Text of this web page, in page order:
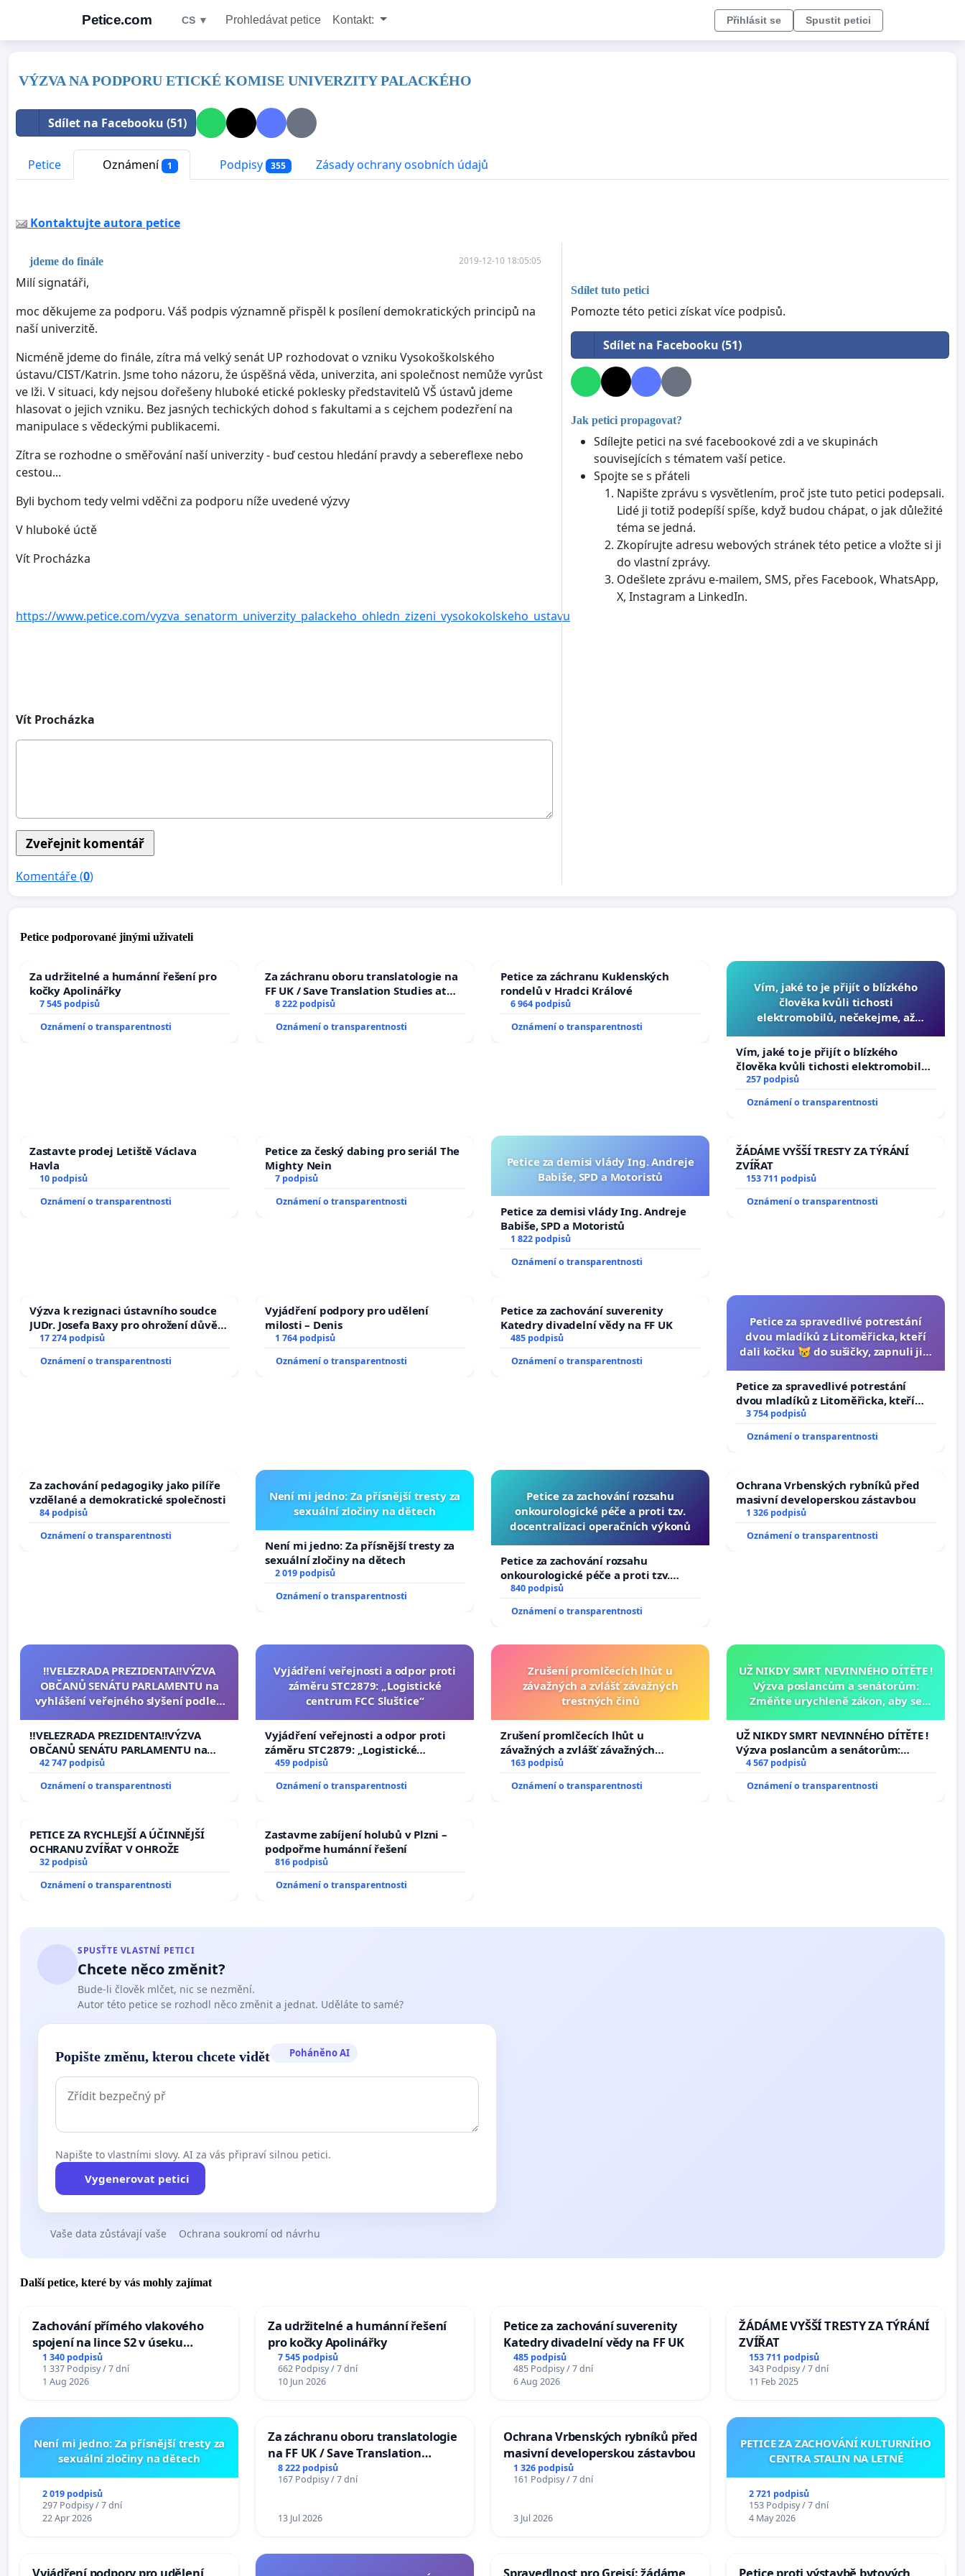
Petice.com CS ▼ Prohledávat petice Kontakt: Přihlásit se Spustit petici
VÝZVA NA PODPORU ETICKÉ KOMISE UNIVERZITY PALACKÉHO
Sdílet na Facebooku (51)
Petice Oznámení 1 Podpisy 355 Zásady ochrany osobních údajů
Kontaktujte autora petice
jdeme do finále 2019-12-10 18:05:05
Milí signatáři,
moc děkujeme za podporu. Váš podpis významně přispěl k posílení demokratických principů na
naší univerzitě.
Nicméně jdeme do finále, zítra má velký senát UP rozhodovat o vzniku Vysokoškolského
ústavu/CIST/Katrin. Jsme toho názoru, že úspěšná věda, univerzita, ani společnost nemůže vyrůst
ve lži. V situaci, kdy nejsou dořešeny hluboké etické poklesky představitelů VŠ ústavů jdeme
hlasovat o jejich vzniku. Bez jasných techických dohod s fakultami a s cejchem podezření na
manipulace s vědeckými publikacemi.
Zítra se rozhodne o směřování naší univerzity - buď cestou hledání pravdy a sebereflexe nebo
cestou...
Byli bychom tedy velmi vděčni za podporu níže uvedené výzvy
V hluboké úctě
Vít Procházka
https://www.petice.com/vyzva_senatorm_univerzity_palackeho_ohledn_zizeni_vysokokolskeho_ustavu
Vít Procházka
Komentáře (0)
Sdílet tuto petici
Pomozte této petici získat více podpisů.
Sdílet na Facebooku (51)
Jak petici propagovat?
Sdílejte petici na své facebookové zdi a ve skupinách
souvisejících s tématem vaší petice.
Spojte se s přáteli
Napište zprávu s vysvětlením, proč jste tuto petici podepsali.
Lidé ji totiž podepíší spíše, když budou chápat, o jak důležité
téma se jedná.
Zkopírujte adresu webových stránek této petice a vložte si ji
do vlastní zprávy.
Odešlete zprávu e-mailem, SMS, přes Facebook, WhatsApp,
X, Instagram a LinkedIn.
Petice podporované jinými uživateli
Za udržitelné a humánní řešení pro
kočky Apolinářky
7 545 podpisů
Oznámení o transparentnosti
Za záchranu oboru translatologie na
FF UK / Save Translation Studies at
the Faculty of Arts, Charles
University
8 222 podpisů
Oznámení o transparentnosti
Petice za záchranu Kuklenských
rondelů v Hradci Králové
6 964 podpisů
Oznámení o transparentnosti
Vím, jaké to je přijít o blízkého
člověka kvůli tichosti
elektromobilů, nečekejme, až
auta!
Vím, jaké to je přijít o blízkého
člověka kvůli tichosti elektromobilů,
nečekejme, až přibydou další,
zaveďme slyšitelná auta!
257 podpisů
Oznámení o transparentnosti
Zastavte prodej Letiště Václava
Havla
10 podpisů
Oznámení o transparentnosti
Petice za český dabing pro seriál The
Mighty Nein
7 podpisů
Oznámení o transparentnosti
Petice za demisi vlády Ing. Andreje
Babiše, SPD a Motoristů
Petice za demisi vlády Ing. Andreje
Babiše, SPD a Motoristů
1 822 podpisů
Oznámení o transparentnosti
ŽÁDÁME VYŠŠÍ TRESTY ZA TÝRÁNÍ
ZVÍŘAT
153 711 podpisů
Oznámení o transparentnosti
Výzva k rezignaci ústavního soudce
JUDr. Josefa Baxy pro ohrožení důvěry
ve spravedlivý proces
17 274 podpisů
Oznámení o transparentnosti
Vyjádření podpory pro udělení
milosti – Denis
1 764 podpisů
Oznámení o transparentnosti
Petice za zachování suverenity
Katedry divadelní vědy na FF UK
485 podpisů
Oznámení o transparentnosti
Petice za spravedlivé potrestání
dvou mladíků z Litoměřicka, kteří
dali kočku 😿 do sušičky, zapnuli ji a
Petice za spravedlivé potrestání
dvou mladíků z Litoměřicka, kteří
dali kočku 😿 do sušičky, zapnuli ji a
umírání zvířete natočili.
3 754 podpisů
Oznámení o transparentnosti
Za zachování pedagogiky jako pilíře
vzdělané a demokratické společnosti
84 podpisů
Oznámení o transparentnosti
Není mi jedno: Za přísnější tresty za
sexuální zločiny na dětech
Není mi jedno: Za přísnější tresty za
sexuální zločiny na dětech
2 019 podpisů
Oznámení o transparentnosti
Petice za zachování rozsahu
onkourologické péče a proti tzv.
docentralizaci operačních výkonů
Petice za zachování rozsahu
onkourologické péče a proti tzv.
docentralizaci operačních výkonů
840 podpisů
Oznámení o transparentnosti
Ochrana Vrbenských rybníků před
masivní developerskou zástavbou
1 326 podpisů
Oznámení o transparentnosti
‼️VELEZRADA PREZIDENTA‼️VÝZVA
OBČANŮ SENÁTU PARLAMENTU na
vyhlášení veřejného slyšení podle §
na přijetí usnesení k podání ústavní
žaloby na prezidenta republiky
‼️VELEZRADA PREZIDENTA‼️VÝZVA
OBČANŮ SENÁTU PARLAMENTU na
vyhlášení veřejného slyšení podle §
144 jednacího řádu Senátu k návrhu
na přijetí usnesení k podání ústavní
42 747 podpisů
Oznámení o transparentnosti
Vyjádření veřejnosti a odpor proti
záměru STC2879: „Logistické
centrum FCC Sluštice“
Vyjádření veřejnosti a odpor proti
záměru STC2879: „Logistické
centrum FCC Sluštice“
459 podpisů
Oznámení o transparentnosti
Zrušení promlčecích lhůt u
závažných a zvlášť závažných
trestných činů
Zrušení promlčecích lhůt u
závažných a zvlášť závažných
trestných činů
163 podpisů
Oznámení o transparentnosti
UŽ NIKDY SMRT NEVINNÉHO DÍTĚTE !
Výzva poslancům a senátorům:
Změňte urychleně zákon, aby se
opakovat!
UŽ NIKDY SMRT NEVINNÉHO DÍTĚTE !
Výzva poslancům a senátorům:
Změňte urychleně zákon, aby se
tragédie malé Viktorky už nemohla
opakovat!
4 567 podpisů
Oznámení o transparentnosti
PETICE ZA RYCHLEJŠÍ A ÚČINNĚJŠÍ
OCHRANU ZVÍŘAT V OHROŽE
32 podpisů
Oznámení o transparentnosti
Zastavme zabíjení holubů v Plzni –
podpořme humánní řešení
816 podpisů
Oznámení o transparentnosti
SPUSŤTE VLASTNÍ PETICI
Chcete něco změnit?
Bude-li člověk mlčet, nic se nezmění.
Autor této petice se rozhodl něco změnit a jednat. Uděláte to samé?
Popište změnu, kterou chcete vidět Poháněno AI
Napište to vlastními slovy. AI za vás připraví silnou petici.
Vygenerovat petici
Vaše data zůstávají vaše Ochrana soukromí od návrhu
Další petice, které by vás mohly zajímat
Zachování přímého vlakového
spojení na lince S2 v úseku
Ostrava – Bohumín – Karviná –
Mosty u Jablunkova
1 340 podpisů
1 337 Podpisy / 7 dní
1 Aug 2026
Za udržitelné a humánní řešení
pro kočky Apolinářky
7 545 podpisů
662 Podpisy / 7 dní
10 Jun 2026
Petice za zachování suverenity
Katedry divadelní vědy na FF UK
485 podpisů
485 Podpisy / 7 dní
6 Aug 2026
ŽÁDÁME VYŠŠÍ TRESTY ZA TÝRÁNÍ
ZVÍŘAT
153 711 podpisů
343 Podpisy / 7 dní
11 Feb 2025
Není mi jedno: Za přísnější tresty za
sexuální zločiny na dětech
2 019 podpisů
297 Podpisy / 7 dní
22 Apr 2026
Za záchranu oboru translatologie
na FF UK / Save Translation
Studies at the Faculty of Arts,
Charles University
8 222 podpisů
167 Podpisy / 7 dní
13 Jul 2026
Ochrana Vrbenských rybníků před
masivní developerskou zástavbou
1 326 podpisů
161 Podpisy / 7 dní
3 Jul 2026
PETICE ZA ZACHOVÁNÍ KULTURNÍHO
CENTRA STALIN NA LETNÉ
2 721 podpisů
153 Podpisy / 7 dní
4 May 2026
Vyjádření podpory pro udělení Spravedlnost pro Grejsí: žádáme Petice proti výstavbě bytových